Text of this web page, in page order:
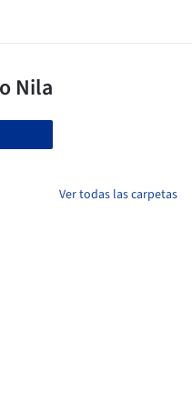
Ver todas las carpetas